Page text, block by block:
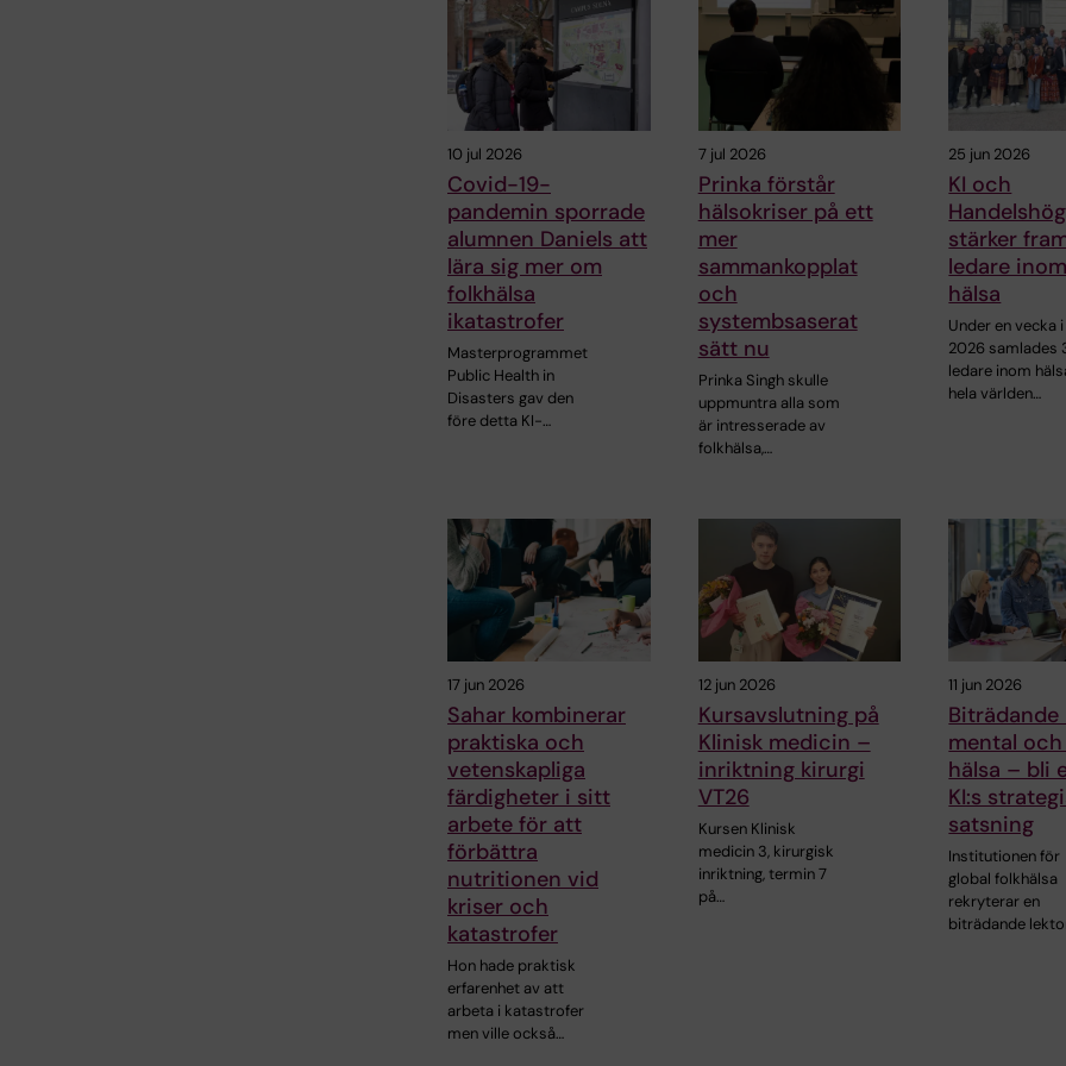
10 jul 2026
Covid-19-
pandemin sporrade
alumnen Daniels att
lära sig mer om
folkhälsa
ikatastrofer
Masterprogrammet
Public Health in
Disasters gav den
före detta KI-…
7 jul 2026
Prinka förstår
hälsokriser på ett
mer
sammankopplat
och
systembsaserat
sätt nu
Prinka Singh skulle
uppmuntra alla som
är intresserade av
folkhälsa,…
25 jun 2026
KI och
stärker
ledare
hälsa
Under en vecka
2026 samlades
ledare inom
hela världen…
17 jun 2026
Sahar kombinerar
praktiska och
vetenskapliga
färdigheter i sitt
arbete för att
förbättra
nutritionen vid
kriser och
katastrofer
Hon hade praktisk
erfarenhet av att
arbeta i katastrofer
men ville också…
12 jun 2026
Kursavslutning på
Klinisk medicin –
inriktning kirurgi
VT26
Kursen Klinisk
medicin 3, kirurgisk
inriktning, termin 7
på…
11 jun 2026
mental
hälsa – bli
KI:s
satsning
Institutionen för
global folkhälsa
rekryterar en
biträdande